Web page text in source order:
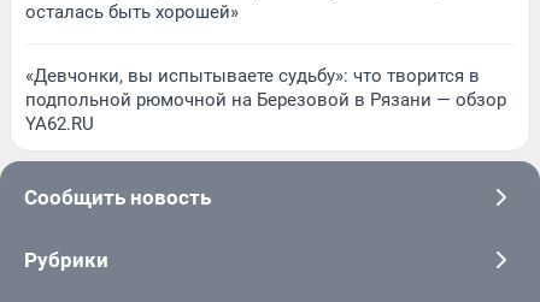
осталась быть хорошей»
«Девчонки, вы испытываете судьбу»: что творится в
подпольной рюмочной на Березовой в Рязани — обзор
YA62.RU
Сообщить новость
Рубрики